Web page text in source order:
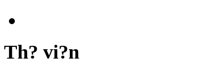
Th? vi?n